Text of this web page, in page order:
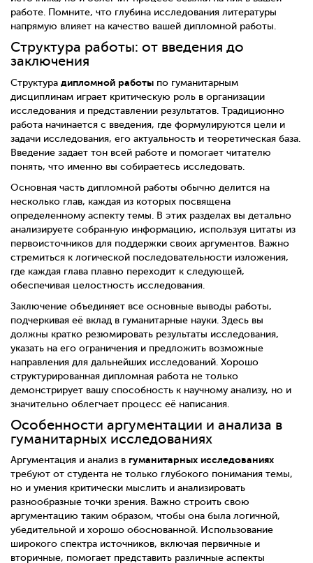
работе. Помните, что глубина исследования литературы
напрямую влияет на качество вашей дипломной работы.
Структура работы: от введения до
заключения
Структура дипломной работы по гуманитарным
дисциплинам играет критическую роль в организации
исследования и представлении результатов. Традиционно
работа начинается с введения, где формулируются цели и
задачи исследования, его актуальность и теоретическая база.
Введение задает тон всей работе и помогает читателю
понять, что именно вы собираетесь исследовать.
Основная часть дипломной работы обычно делится на
несколько глав, каждая из которых посвящена
определенному аспекту темы. В этих разделах вы детально
анализируете собранную информацию, используя цитаты из
первоисточников для поддержки своих аргументов. Важно
стремиться к логической последовательности изложения,
где каждая глава плавно переходит к следующей,
обеспечивая целостность исследования.
Заключение объединяет все основные выводы работы,
подчеркивая её вклад в гуманитарные науки. Здесь вы
должны кратко резюмировать результаты исследования,
указать на его ограничения и предложить возможные
направления для дальнейших исследований. Хорошо
структурированная дипломная работа не только
демонстрирует вашу способность к научному анализу, но и
значительно облегчает процесс её написания.
Особенности аргументации и анализа в
гуманитарных исследованиях
Аргументация и анализ в гуманитарных исследованиях
требуют от студента не только глубокого понимания темы,
но и умения критически мыслить и анализировать
разнообразные точки зрения. Важно строить свою
аргументацию таким образом, чтобы она была логичной,
убедительной и хорошо обоснованной. Использование
широкого спектра источников, включая первичные и
вторичные, помогает представить различные аспекты